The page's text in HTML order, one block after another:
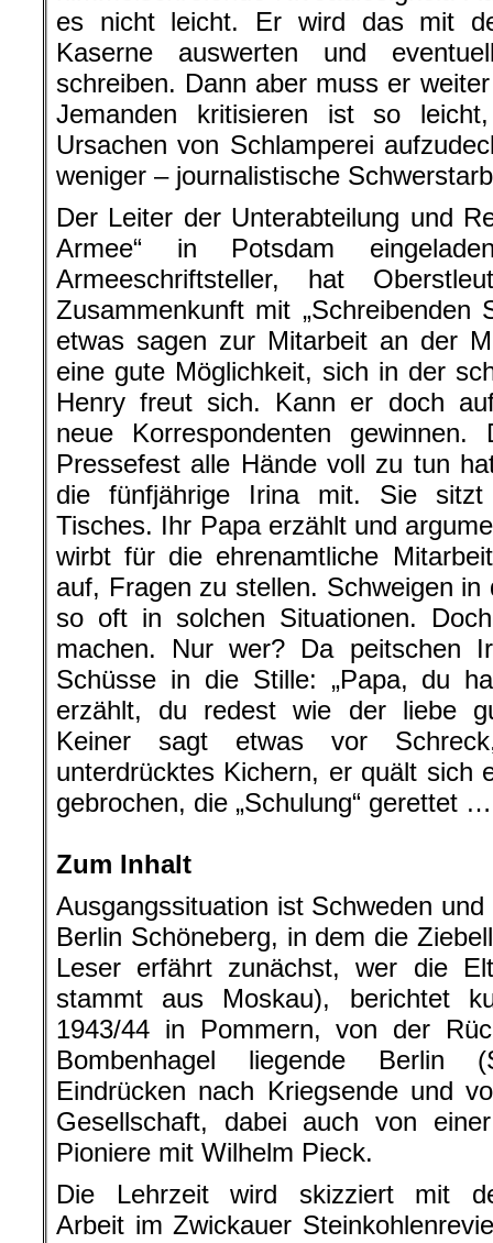
es nicht leicht. Er wird das mit
Kaserne auswerten und
schreiben. Dann aber muss er
Jemanden kritisieren ist so
Ursachen von Schlamperei
weniger – journalistische
Der Leiter der Unterabteilung und
Armee“ in Potsdam
Armeeschriftsteller, hat
Zusammenkunft mit „Schreibenden
etwas sagen zur Mitarbeit an der
eine gute Möglichkeit, sich in der
Henry freut sich. Kann er doch
neue Korrespondenten
Pressefest alle Hände voll zu tun
die fünfjährige Irina mit. Sie
Tisches. Ihr Papa erzählt und
wirbt für die ehrenamtliche
auf, Fragen zu stellen. Schweigen
so oft in solchen Situationen.
machen. Nur wer? Da peitschen
Schüsse in die Stille: „Papa, du
erzählt, du redest wie der liebe
Keiner sagt etwas vor
unterdrücktes Kichern, er quält sich
gebrochen, die „Schulung“ gerettet …
Zum Inhalt
Ausgangssituation ist Schweden
Berlin Schöneberg, in dem die
Leser erfährt zunächst, wer die
stammt aus Moskau), berichtet
1943/44 in Pommern, von der
Bombenhagel liegende Berlin
Eindrücken nach Kriegsende und
Gesellschaft, dabei auch von
Pioniere mit Wilhelm Pieck.
Die Lehrzeit wird skizziert mit
Arbeit im Zwickauer